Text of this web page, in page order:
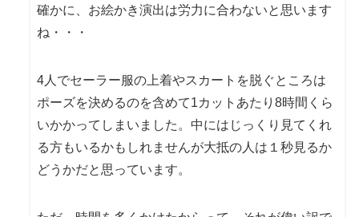
確かに、お絵かき演出は労力に合わないと思います
ね・・・
4人でセーラー服の上着やスカートを脱ぐところは
ポーズを決めるのを含めて1カットあたり8時間くら
いかかってしまいました。中にはじっくり見てくれ
る方もいるかもしれませんが大抵の人は１秒見るか
どうかだと思っています。